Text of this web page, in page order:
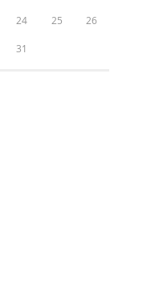
24 25 26
31